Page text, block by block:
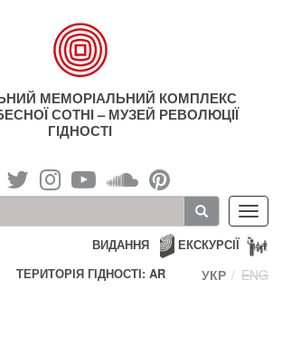
МЕМОРІАЛЬНИЙ КОМПЛЕКС
СОТНІ – МУЗЕЙ РЕВОЛЮЦІЇ
ГІДНОСТІ
ЕКСКУРСІЇ
ВИДАННЯ
ТЕРИТОРІЯ ГІДНОСТІ: AR
УКР ENG